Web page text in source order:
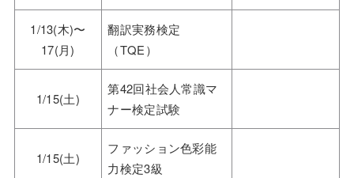
1/13(木)〜
17(月)
翻訳実務検定
（TQE）
1/15(土)
第42回社会人常識マ
ナー検定試験
1/15(土)
ファッション色彩能
力検定3級